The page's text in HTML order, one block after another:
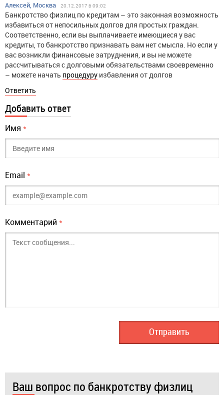
Алексей, Москва 20.12.2017 в 09:02
Банкротство физлиц по кредитам – это законная возможность
избавиться от непосильных долгов для простых граждан.
Соответственно, если вы выплачиваете имеющиеся у вас
кредиты, то банкротство признавать вам нет смысла. Но если у
вас возникли финансовые затруднения, и вы не можете
рассчитываться с долговыми обязательствами своевременно
– можете начать процедуру избавления от долгов
Ответить
Добавить ответ
Имя *
Email *
Комментарий *
Ваш вопрос по банкротству физлиц